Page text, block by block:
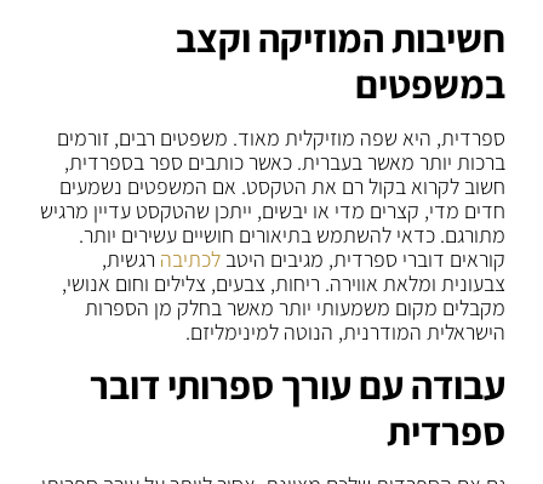
חשיבות המוזיקה וקצב
במשפטים
ספרדית, היא שפה מוזיקלית מאוד. משפטים רבים, זורמים
ברכות יותר מאשר בעברית. כאשר כותבים ספר בספרדית,
חשוב לקרוא בקול רם את הטקסט. אם המשפטים נשמעים
חדים מדי, קצרים מדי או יבשים, ייתכן שהטקסט עדיין מרגיש
מתורגם. כדאי להשתמש בתיאורים חושיים עשירים יותר.
קוראים דוברי ספרדית, מגיבים היטבלכתיבה רגשית,
צבעונית ומלאת אווירה. ריחות, צבעים, צלילים וחום אנושי,
מקבלים מקום משמעותי יותר מאשר בחלק מן הספרות
הישראלית המודרנית, הנוטה למינימליזם.
עבודה עם עורך ספרותי דובר
ספרדית